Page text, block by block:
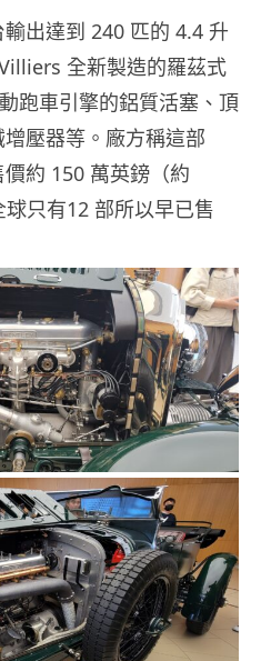
出達到 240 匹的 4.4 升
全新製造的羅茲式
跑車引擎的鋁質活塞、頂
壓器等。廠方稱這部
約 150 萬英鎊（約
只有12 部所以早已售